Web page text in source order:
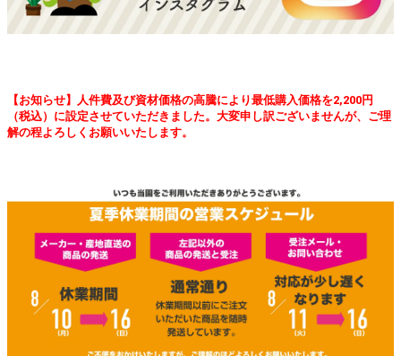
【お知らせ】人件費及び資材価格の高騰により最低購入価格を2,200円
（税込）に設定させていただきました。大変申し訳ございませんが、ご理
解の程よろしくお願いいたします。